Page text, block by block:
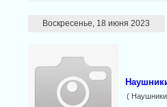
Воскресенье, 18 июня 2023
( Наушники